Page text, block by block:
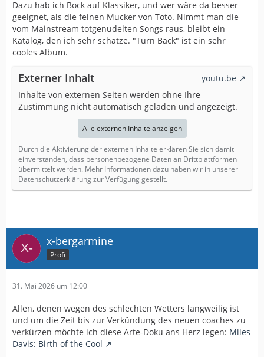
Dazu hab ich Bock auf Klassiker, und wer wäre da besser
geeignet, als die feinen Mucker von Toto. Nimmt man die
vom Mainstream totgenudelten Songs raus, bleibt ein
Katalog, den ich sehr schätze. "Turn Back" ist ein sehr
cooles Album.
Externer Inhalt
youtu.be
Inhalte von externen Seiten werden ohne Ihre
Zustimmung nicht automatisch geladen und angezeigt.
Alle externen Inhalte anzeigen
Durch die Aktivierung der externen Inhalte erklären Sie sich damit
einverstanden, dass personenbezogene Daten an Drittplattformen
übermittelt werden. Mehr Informationen dazu haben wir in unserer
Datenschutzerklärung zur Verfügung gestellt.
x-bergarmine
Profi
31. Mai 2026 um 12:00
Allen, denen wegen des schlechten Wetters langweilig ist
und um die Zeit bis zur Verkündung des neuen coaches zu
verkürzen möchte ich diese Arte-Doku ans Herz legen: Miles
Davis: Birth of the Cool